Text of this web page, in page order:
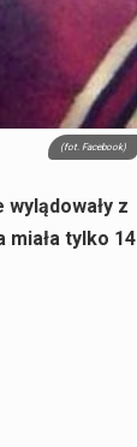
(fot. Facebook)
z
miała tylko 14